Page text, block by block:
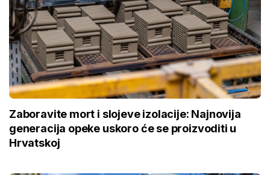
Zaboravite mort i slojeve izolacije: Najnovija
generacija opeke uskoro će se proizvoditi u
Hrvatskoj